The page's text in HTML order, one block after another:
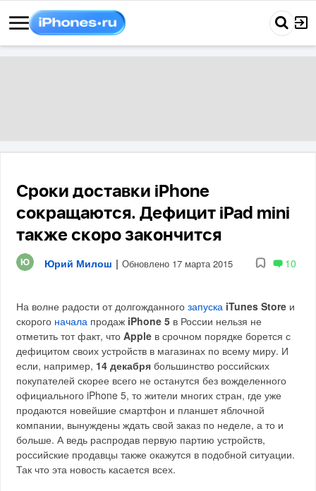
Сроки доставки iPhone
сокращаются. Дефицит iPad mini
также скоро закончится
Юрий Милош | Обновлено 17 марта 2015 10
На волне радости от долгожданногозапуска iTunes Store и
скорого начала продаж iPhone 5 в России нельзя не
отметить тот факт, чтоApple в срочном порядке борется с
дефицитом своих устройств в магазинах по всему миру. И
если, например, 14 декабря большинство российских
покупателей скорее всего не останутся без вожделенного
официального iPhone 5, то жители многих стран, где уже
продаются новейшие смартфон и планшет яблочной
компании, вынуждены ждать свой заказ по неделе, а то и
больше. А ведь распродав первую партию устройств,
российские продавцы также окажутся в подобной ситуации.
Так что эта новость касается всех.